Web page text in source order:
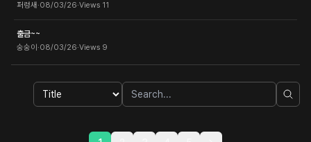
퍼렁새 ·08/03/26·Views 11
출금~~
숭숭이·08/03/26·Views 9